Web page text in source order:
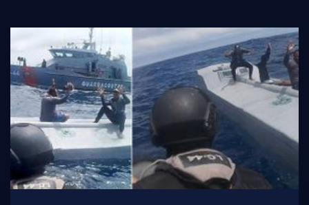
Otoci
Turizam i nautika
Pomorstvo
Ribolov
Ekologija
Tradicija i kultura